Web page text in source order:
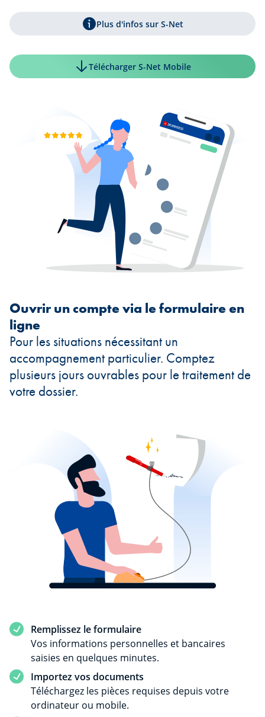
Plus d'infos sur S-Net
Télécharger S-Net Mobile
Ouvrir un compte via le formulaire en
ligne
Pour les situations nécessitant un
accompagnement particulier. Comptez
plusieurs jours ouvrables pour le traitement de
votre dossier.
Remplissez le formulaire
Vos informations personnelles et bancaires
saisies en quelques minutes.
Importez vos documents
Téléchargez les pièces requises depuis votre
ordinateur ou mobile.